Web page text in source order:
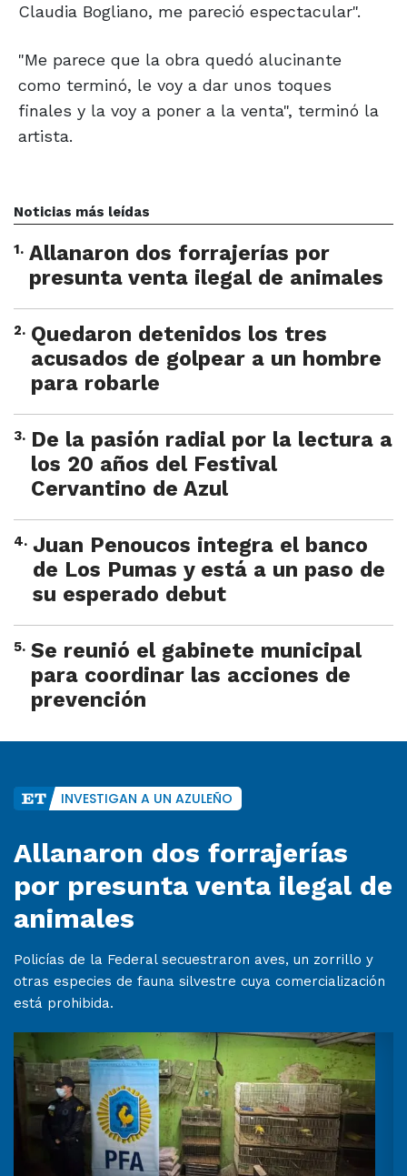
Claudia Bogliano, me pareció espectacular".
"Me parece que la obra quedó alucinante
como terminó, le voy a dar unos toques
finales y la voy a poner a la venta", terminó la
artista.
Noticias más leídas
1. Allanaron dos forrajerías por
presunta venta ilegal de animales
2. Quedaron detenidos los tres
acusados de golpear a un hombre
para robarle
3. De la pasión radial por la lectura a
los 20 años del Festival
Cervantino de Azul
4. Juan Penoucos integra el banco
de Los Pumas y está a un paso de
su esperado debut
5. Se reunió el gabinete municipal
para coordinar las acciones de
prevención
INVESTIGAN A UN AZULEÑO
Allanaron dos forrajerías
por presunta venta ilegal de
animales
Policías de la Federal secuestraron aves, un zorrillo y
otras especies de fauna silvestre cuya comercialización
está prohibida.